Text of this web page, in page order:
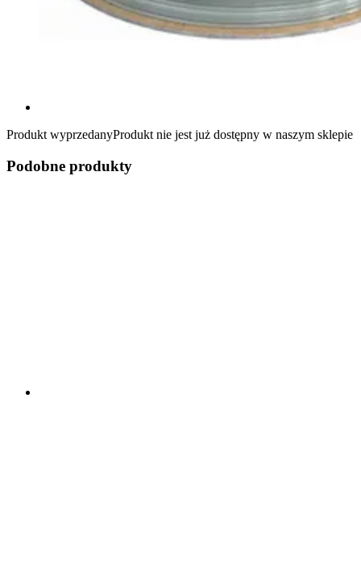
Produkt wyprzedanyProdukt nie jest już dostępny w naszym sklepie
Podobne produkty